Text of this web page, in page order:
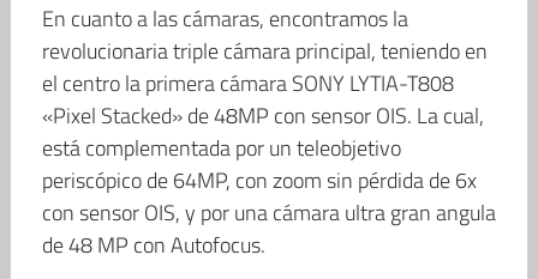
En cuanto a las cámaras, encontramos la
revolucionaria triple cámara principal, teniendo en
el centro la primera cámara SONY LYTIA-T808
«Pixel Stacked» de 48MP con sensor OIS. La cual,
está complementada por un teleobjetivo
periscópico de 64MP, con zoom sin pérdida de 6x
con sensor OIS, y por una cámara ultra gran angula
de 48 MP con Autofocus.